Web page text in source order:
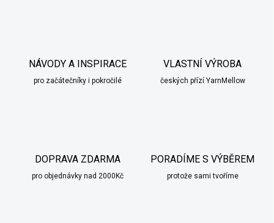
NÁVODY A INSPIRACE
pro začátečníky i pokročilé
VLASTNÍ VÝROBA
českých přízí YarnMellow
DOPRAVA ZDARMA
pro objednávky nad 2000Kč
PORADÍME S VÝBĚREM
protože sami tvoříme